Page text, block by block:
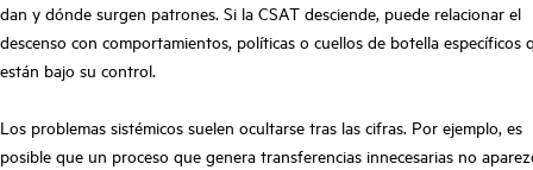
dan y dónde surgen patrones. Si la CSAT desciende, puede relacionar el
descenso con comportamientos, políticas o cuellos de botella específicos
están bajo su control.
Los problemas sistémicos suelen ocultarse tras las cifras. Por ejemplo, es
posible que un proceso que genera transferencias innecesarias no